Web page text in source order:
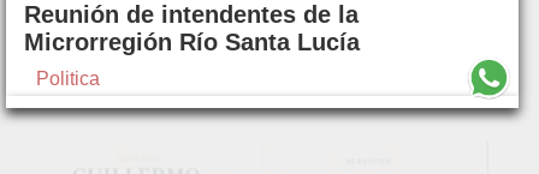
Reunión de intendentes de la
Microrregión Río Santa Lucía
Politica